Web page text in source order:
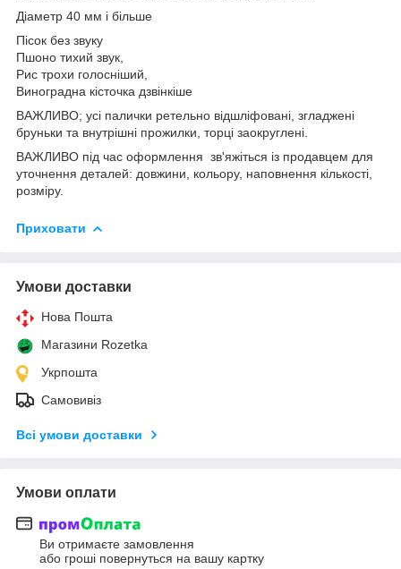
Діаметр 40 мм і більше
Пісок без звуку
Пшоно тихий звук,
Рис трохи голосніший,
Виноградна кісточка дзвінкіше
ВАЖЛИВО; усі палички ретельно відшліфовані, згладжені
бруньки та внутрішні прожилки, торці заокруглені.
ВАЖЛИВО під час оформлення зв'яжіться із продавцем для
уточнення деталей: довжини, кольору, наповнення кількості,
розміру.
Приховати
Умови доставки
Нова Пошта
Магазини Rozetka
Укрпошта
Самовивіз
Всі умови доставки
Умови оплати
Ви отримаєте замовлення
або гроші повернуться на вашу картку